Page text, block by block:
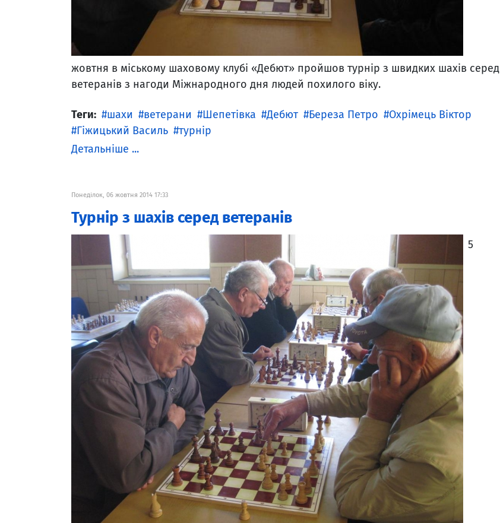
жовтня в міському шаховому клубі «Дебют» пройшов турнір з швидких шахів серед
ветеранів з нагоди Міжнародного дня людей похилого віку.
Теги: шахи ветерани Шепетівка Дебют Береза Петро
Охрімець Віктор
Гіжицький Василь
турнір
Детальніше ...
Понеділок, 06 жовтня 2014 17:33
Турнір з шахів серед ветеранів
5